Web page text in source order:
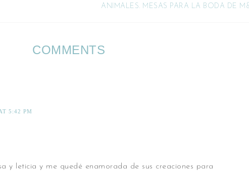
ANIMALES. MESAS PARA LA BODA DE
COMMENTS
5:42 PM
y leticia y me quedé enamorada de sus creaciones para